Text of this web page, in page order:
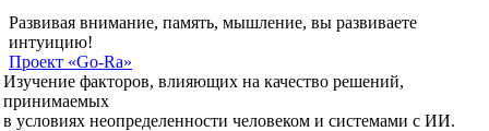
Развивая внимание, память, мышление, вы развиваете
интуицию!
Проект «Go-Ra»
Изучение факторов, влияющих на качество решений,
принимаемых
в условиях неопределенности человеком и системами с ИИ.